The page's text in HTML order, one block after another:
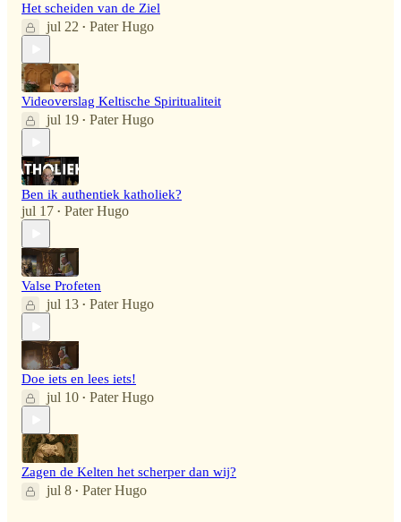
Het scheiden van de Ziel
jul 22 • Pater Hugo
Videoverslag Keltische Spiritualiteit
jul 19 • Pater Hugo
Ben ik authentiek katholiek?
jul 17 • Pater Hugo
Valse Profeten
jul 13 • Pater Hugo
Doe iets en lees iets!
jul 10 • Pater Hugo
Zagen de Kelten het scherper dan wij?
jul 8 • Pater Hugo